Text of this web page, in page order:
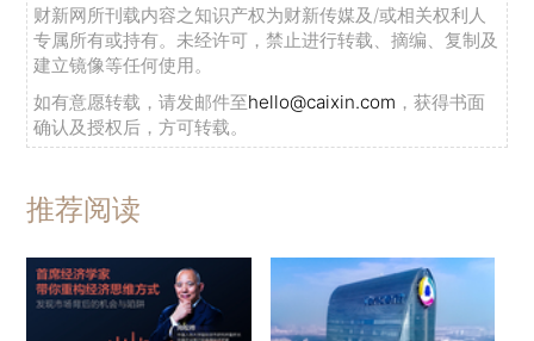
财新网所刊载内容之知识产权为财新传媒及/或相关权利人
专属所有或持有。未经许可，禁止进行转载、摘编、复制及
建立镜像等任何使用。
如有意愿转载，请发邮件至hello@caixin.com ，获得书面
确认及授权后，方可转载。
推荐阅读